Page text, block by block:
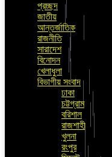
প্রচ্ছদ
জাতীয়
আন্তর্জাতিক
রাজনীতি
সারাদেশ
বিনোদন
খেলাধুলা
বিভাগীয় সংবাদ
ঢাকা
চট্টগ্রাম
বরিশাল
রাজশাহী
খুলনা
রংপুর